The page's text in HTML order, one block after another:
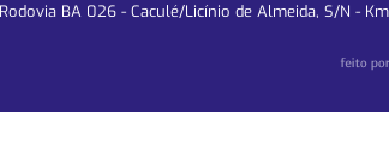
Rodovia BA 026 - Caculé/Licínio de Almeida, S/N -